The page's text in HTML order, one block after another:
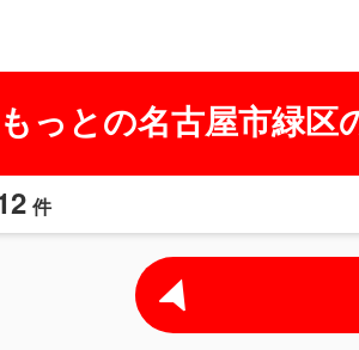
っとの名古屋市緑区
件